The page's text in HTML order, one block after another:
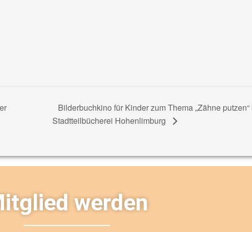
Bilderbuchkino für Kinder zum Thema „Zähne putzen“
Stadtteilbücherei Hohenlimburg
werden